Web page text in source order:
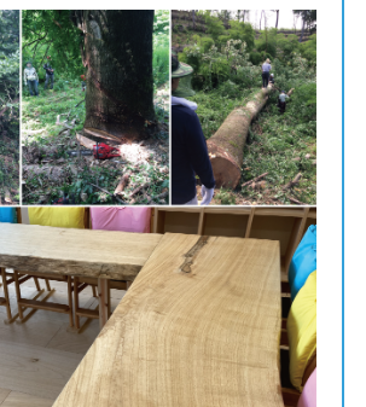
東部地区の無垢木材８種を採用しまし
徴があり、その得意とする所を生かして
に、子供たちがいちばん使う一枚板のテ
（国府町産 樹齢150年）を使っていま
かく、サラッとした肌ざわりで授業中の
らげる効果があります。
んの樹種を「見て、さわって、かおっ
子供たちの五感が刺激され、豊かな感情
ミング的な考え方以外にも他者に対する
よう願っております。